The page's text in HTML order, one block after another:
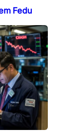
Fedu